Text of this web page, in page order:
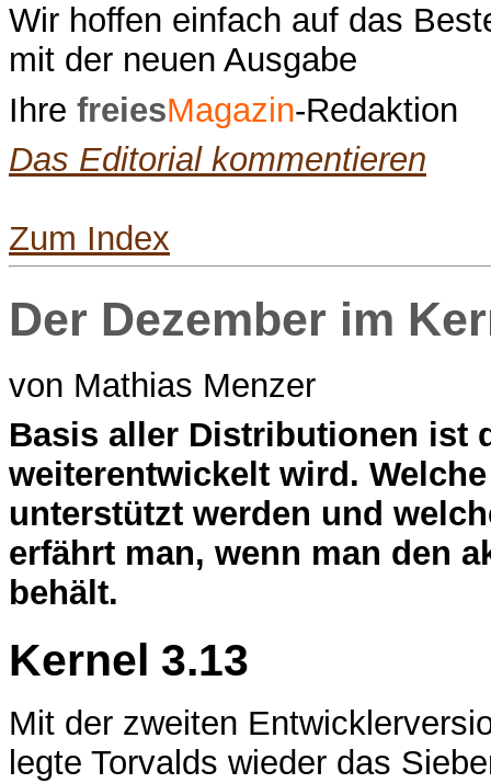
Wir hoffen einfach auf das
mit der neuen Ausgabe
Ihre freiesMagazin-Redaktion
Das Editorial kommentieren
Zum Index
Der Dezember im
von Mathias Menzer
Basis aller Distributionen ist
weiterentwickelt wird.
unterstützt werden und
erfährt man, wenn man den
behält.
Kernel 3.13
Mit der zweiten
legte Torvalds wieder das